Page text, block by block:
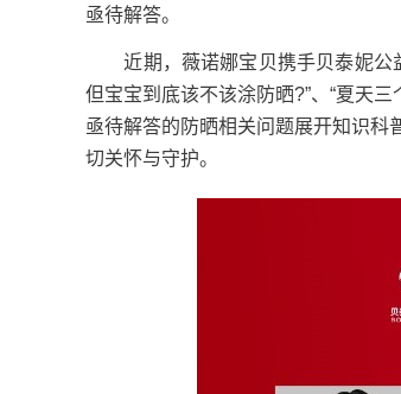
亟待解答。
近期，薇诺娜宝贝携手贝泰妮公益
但宝宝到底该不该涂防晒?”、“夏天
亟待解答的防晒相关问题展开知识科
切关怀与守护。